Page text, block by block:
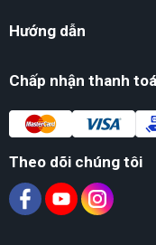
Ý nghĩa phong
Mang lại may mắn
Hướng dẫn
Chấp nhận thanh
Theo dõi chúng tôi